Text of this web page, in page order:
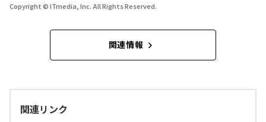
Copyright © ITmedia, Inc. All Rights Reserved.
関連情報
関連リンク